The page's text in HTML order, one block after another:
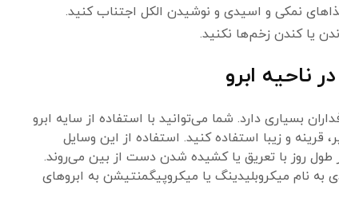
نمکی و اسیدی و نوشیدن الکل اجتناب کنید.
یا کندن زخم‌ها نکنید.
ناحیه ابرو
بسیاری دارد. شما می‌توانید با استفاده از سایه ابرو
قرینه و زیبا استفاده کنید. استفاده از این وسایل
طول روز با تعریق یا کشیده شدن دست از بین می‌روند.
نام میکروبلیدینگ یا میکروپیگمنتیشن به ابروهای